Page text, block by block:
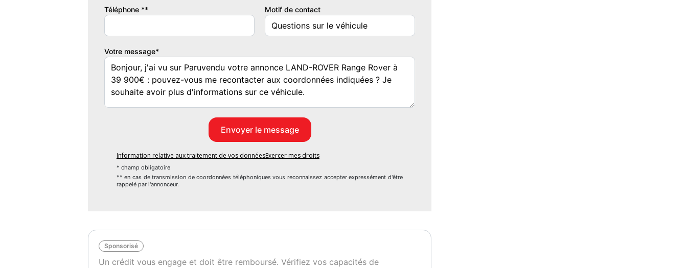
Equipements :
- état : excellent
- mise en circulation : 11/09/2020
- kilometrage : 102000
- couleur : noir
- boite de vitesse : automatique
- accoudoir central : oui
- allumage automatique des feux : oui
- auto radio commande au volant : oui
- detecteur de pluie : oui
- ordinateur de bord : oui
- retroviseurs rabattables : oui
- systeme de navigation : oui
Téléphone ** Motif de contact
Votre message*
Information relative aux traitement de vos donnéesExercer mes droits
* champ obligatoire
** en cas de transmission de coordonnées téléphoniques vous reconnaissez accepter expressément d'être
rappelé par l'annonceur.
Sponsorisé
Un crédit vous engage et doit être remboursé. Vérifiez vos capacités de